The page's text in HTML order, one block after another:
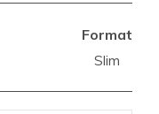
Format
Slim